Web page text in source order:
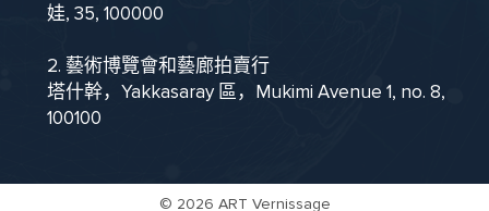
娃, 35, 100000
2. 藝術博覽會和藝廊拍賣行
塔什幹，Yakkasaray 區，Mukimi Avenue 1, no. 8,
100100
© 2026 ART Vernissage